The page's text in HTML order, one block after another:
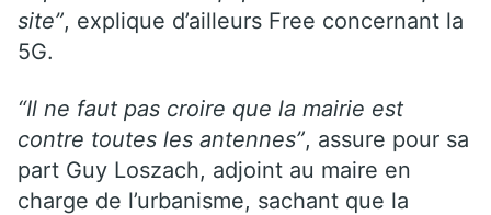
site”, explique d’ailleurs Free concernant la
5G.
“Il ne faut pas croire que la mairie est
contre toutes les antennes”, assure pour sa
part Guy Loszach, adjoint au maire en
charge de l’urbanisme, sachant que la